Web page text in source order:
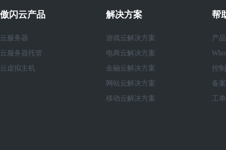
傲闪云产品
云服务器
云服务器托管
云虚拟主机
解决方案
游戏云解决方案
电商云解决方案
金融云解决方案
网站云解决方案
移动云解决方案
帮
产
控
备
工